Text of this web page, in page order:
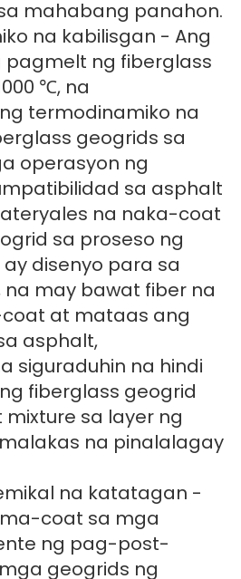
na kabilisgan - Ang
ng fiberglass
℃, na
termodinamiko na
geogrids sa
operasyon ng
sa asphalt
na naka-coat
sa proseso ng
disenyo para sa
may bawat fiber na
at mataas ang
asphalt,
siguraduhin na hindi
fiberglass geogrid
sa layer ng
na pinalalagay
na katatagan -
coat sa mga
ng pag-post-
geogrids ng